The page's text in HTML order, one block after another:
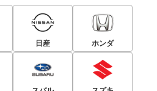
日産 ホンダ